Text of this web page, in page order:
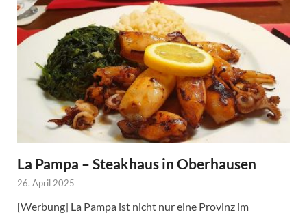
La Pampa – Steakhaus in Oberhausen
26. April 2025
[Werbung] La Pampa ist nicht nur eine Provinz im